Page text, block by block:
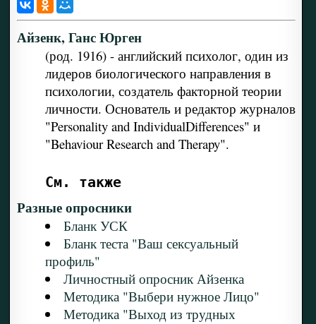
Айзенк, Ганс Юрген
(род. 1916) - английский психолог, один из
лидеров биологического направления в
психологии, создатель факторной теории
личности. Основатель и редактор журналов
"Personality and IndividualDifferences" и
"Behaviour Research and Therapy".
См. также
Разные опросники
Бланк УСК
Бланк теста "Ваш сексуальный
профиль"
Личностный опросник Айзенка
Методика "Выбери нужное Лицо"
Методика "Выход из трудных